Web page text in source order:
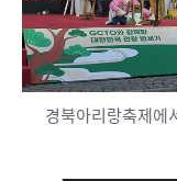
경북아리랑축제에